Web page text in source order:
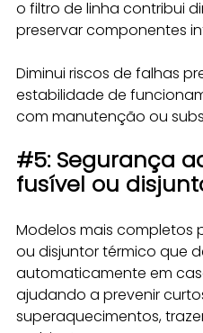
o filtro de linha contribui
preservar componentes
Diminui riscos de falhas
estabilidade de
com manutenção ou
#5: Segurança
fusível ou
Modelos mais completos
ou disjuntor térmico que
automaticamente em
ajudando a prevenir
superaquecimentos,